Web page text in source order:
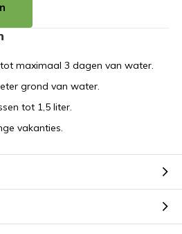
maximaal 3 dagen van water.
grond van water.
tot 1,5 liter.
vakanties.